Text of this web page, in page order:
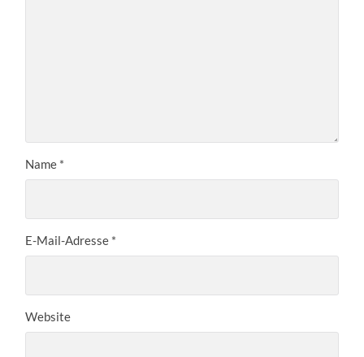
Name *
E-Mail-Adresse *
Website